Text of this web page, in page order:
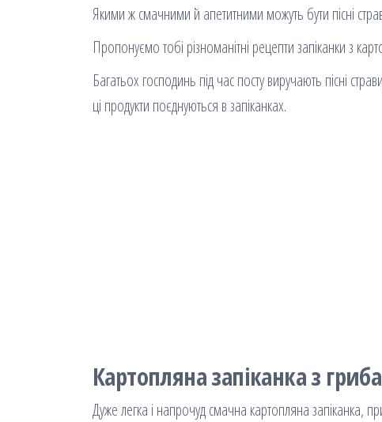
Якими ж смачними й апетитними можуть бути пісні
Пропонуємо тобі різноманітні рецепти запіканки з
Багатьох господинь під час посту виручають пісні
ці продукти поєднуються в запіканках.
Картопляна запіканка з
Дуже легка і напрочуд смачна картопляна